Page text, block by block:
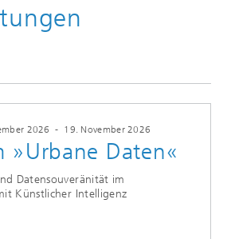
2026 - 19. November 2026
»Urbane Daten«​
Datensouveränität im
Künstlicher Intelligenz